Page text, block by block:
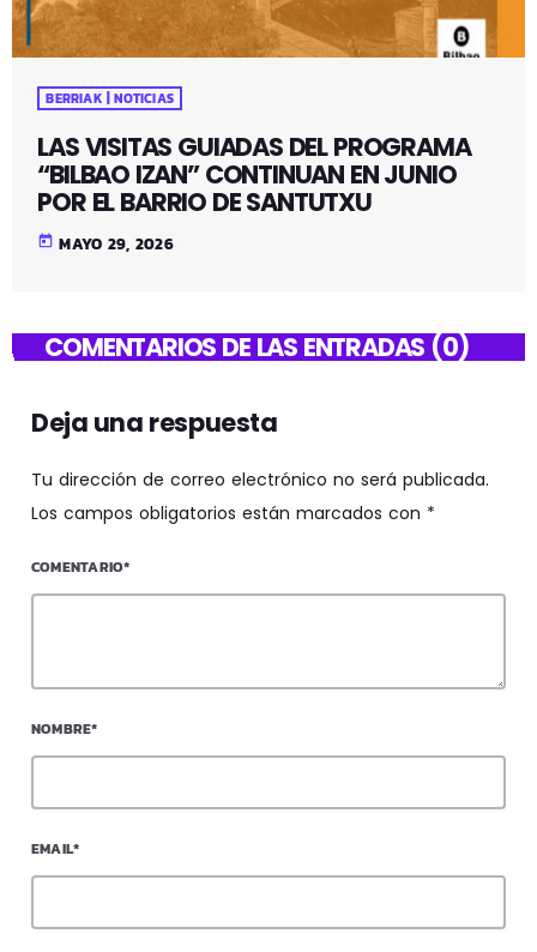
BERRIAK | NOTICIAS
LAS VISITAS GUIADAS DEL PROGRAMA
“BILBAO IZAN” CONTINUAN EN JUNIO
POR EL BARRIO DE SANTUTXU
today MAYO 29, 2026
COMENTARIOS DE LAS ENTRADAS (0)
Deja una respuesta
Tu dirección de correo electrónico no será publicada.
Los campos obligatorios están marcados con *
COMENTARIO*
NOMBRE*
EMAIL*